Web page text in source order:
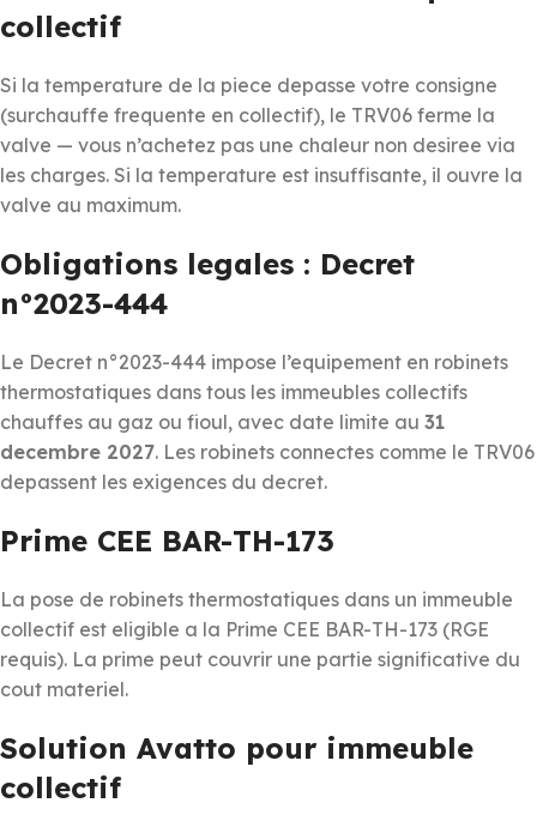
collectif
Si la temperature de la piece depasse votre consigne
(surchauffe frequente en collectif), le TRV06 ferme la
valve — vous n’achetez pas une chaleur non desiree via
les charges. Si la temperature est insuffisante, il ouvre la
valve au maximum.
Obligations legales : Decret
n°2023-444
Le Decret n°2023-444 impose l’equipement en robinets
thermostatiques dans tous les immeubles collectifs
chauffes au gaz ou fioul, avec date limite au 31
decembre 2027. Les robinets connectes comme le TRV06
depassent les exigences du decret.
Prime CEE BAR-TH-173
La pose de robinets thermostatiques dans un immeuble
collectif est eligible a la Prime CEE BAR-TH-173 (RGE
requis). La prime peut couvrir une partie significative du
cout materiel.
Solution Avatto pour immeuble
collectif